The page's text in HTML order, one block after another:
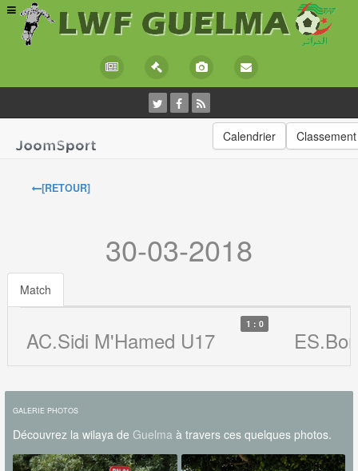
Calendrier Classement
[RETOUR]
30-03-2018
Match
AC.Sidi M'Hamed U17
1 : 0
GALERIE PHOTOS
Découvrez la wilaya de Guelma à travers ces quelques photos.